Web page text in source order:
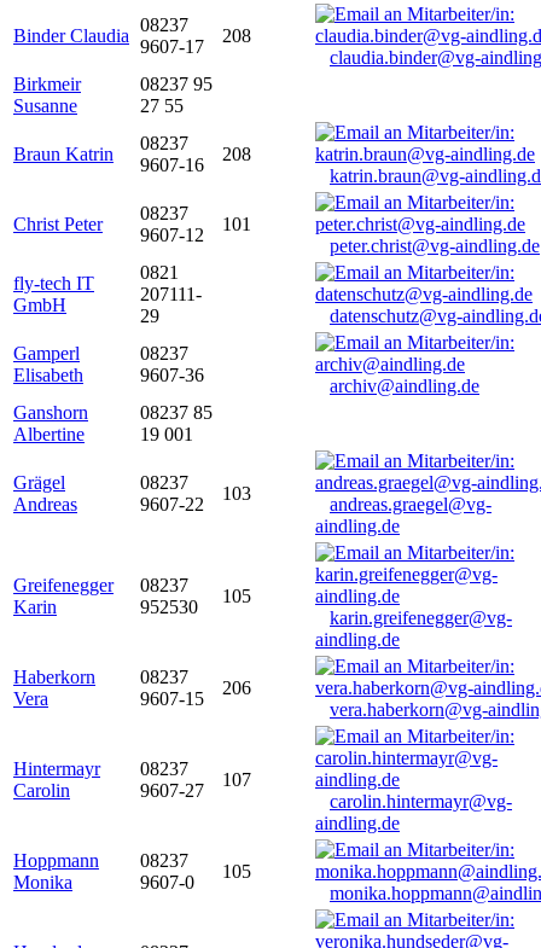
Binder Claudia
08237
9607-17
208
claudia.binder@vg-
Birkmeir
Susanne
08237 95
27 55
Braun Katrin
08237
9607-16
208
katrin.braun@vg-
Christ Peter
08237
9607-12
101
peter.christ@vg-aindling.de
fly-tech IT
GmbH
0821
207111-
29
datenschutz@vg-
Gamperl
Elisabeth
08237
9607-36
archiv@aindling.de
Ganshorn
Albertine
08237 85
19 001
Grägel
Andreas
08237
9607-22
103
andreas.graegel@vg-
aindling.de
Greifenegger
Karin
08237
952530
105
karin.greifenegger@vg-
aindling.de
Haberkorn
Vera
08237
9607-15
206
vera.haberkorn@vg-
Hintermayr
Carolin
08237
9607-27
107
carolin.hintermayr@vg-
aindling.de
Hoppmann
Monika
08237
9607-0
105